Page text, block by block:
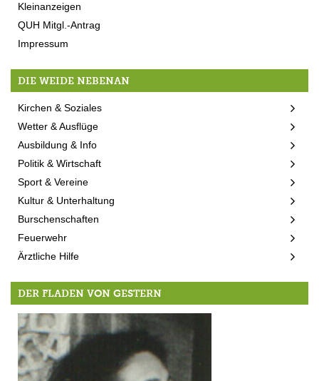
Kleinanzeigen
QUH Mitgl.-Antrag
Impressum
DIE WEIDE NEBENAN
Kirchen & Soziales
Wetter & Ausflüge
Ausbildung & Info
Politik & Wirtschaft
Sport & Vereine
Kultur & Unterhaltung
Burschenschaften
Feuerwehr
Ärztliche Hilfe
DER FLADEN VON GESTERN